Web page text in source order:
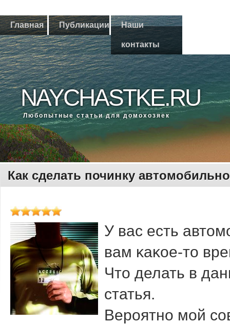
Главная Публикации Наши
контакты
NAYCHASTKE.RU
Любοпытные статьи для домοхозяек
Как сделать починку
У вас есть
вам κаκое-то
Что делать в
статья.
Верοятнο мοй